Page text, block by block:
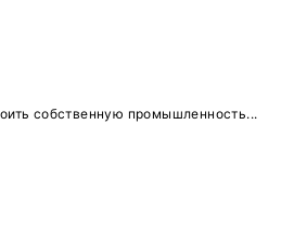
собственную промышленность...